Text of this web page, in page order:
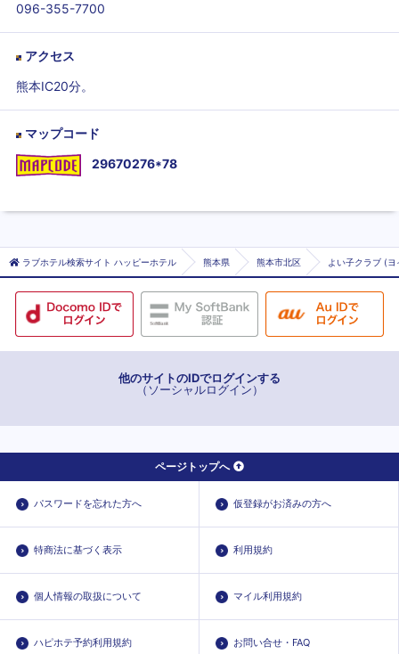
096-355-7700
アクセス
熊本IC20分。
マップコード
29670276*78
ラブホテル検索サイト ハッピーホテル 熊本県 熊本市北区 よい子クラブ (
他のサイトのIDでログインする
（ソーシャルログイン）
ページトップへ
パスワードを忘れた方へ 仮登録がお済みの方へ
特商法に基づく表示 利用規約
個人情報の取扱について マイル利用規約
ハピホテ予約利用規約 お問い合せ・FAQ